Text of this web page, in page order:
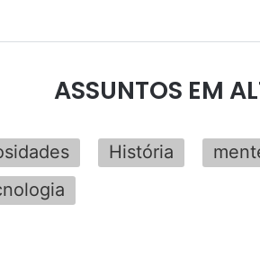
ASSUNTOS EM
História